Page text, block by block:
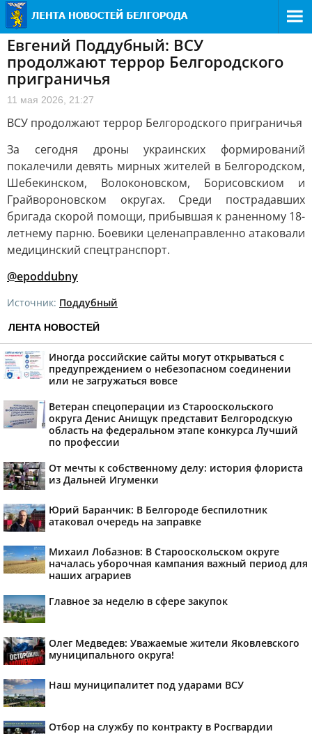
Евгений Поддубный: ВСУ
продолжают террор Белгородского
приграничья
11 мая 2026, 21:27
ВСУ продолжают террор Белгородского приграничья
За сегодня дроны украинских формирований
покалечили девять мирных жителей в Белгородском,
Шебекинском, Волоконовском, Борисовскиом и
Грайвороновском округах. Среди пострадавших
бригада скорой помощи, прибывшая к раненному 18-
летнему парню. Боевики целенаправленно атаковали
медицинский спецтранспорт.
@epoddubny
Источник: Поддубный
ЛЕНТА НОВОСТЕЙ
Иногда российские сайты могут открываться с
предупреждением о небезопасном соединении
или не загружаться вовсе
Ветеран спецоперации из Старооскольского
округа Денис Анищук представит Белгородскую
область на федеральном этапе конкурса Лучший
по профессии
От мечты к собственному делу: история флориста
из Дальней Игуменки
Юрий Баранчик: В Белгороде беспилотник
атаковал очередь на заправке
Михаил Лобазнов: В Старооскольском округе
началась уборочная кампания важный период для
наших аграриев
Главное за неделю в сфере закупок
Олег Медведев: Уважаемые жители Яковлевского
муниципального округа!
Наш муниципалитет под ударами ВСУ
Отбор на службу по контракту в Росгвардии